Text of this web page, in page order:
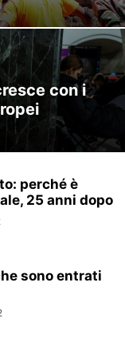
con i
perché è
25 anni dopo
sono entrati